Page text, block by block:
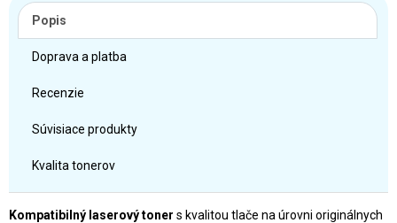
Popis
Doprava a platba
Recenzie
Súvisiace produkty
Kvalita tonerov
Kompatibilný laserový toner s kvalitou tlače na úrovni originálnych